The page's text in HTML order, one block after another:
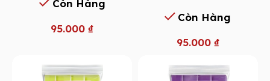
Còn Hàng
95.000 ₫
Còn Hàng
95.000 ₫